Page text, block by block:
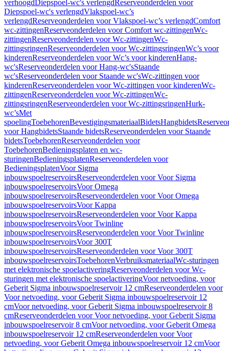
verhoogdDiepspoel-wc's verlengdReserveonderdelen voor
Diepspoel-wc's verlengdVlakspoel-wc’s
verlengdReserveonderdelen voor Vlakspoel-wc’s verlengdComfort
wc-zittingenReserveonderdelen voor Comfort wc-zittingenWc-
zittingenReserveonderdelen voor Wc-zittingenWc-
zittingsringenReserveonderdelen voor Wc-zittingsringenWc’s voor
kinderenReserveonderdelen voor Wc’s voor kinderenHang-
wc'sReserveonderdelen voor Hang-wc'sStaande
wc'sReserveonderdelen voor Staande wc'sWc-zittingen voor
kinderenReserveonderdelen voor Wc-zittingen voor kinderenWc-
zittingenReserveonderdelen voor Wc-zittingenWc-
zittingsringenReserveonderdelen voor Wc-zittingsringenHurk-
wc’sMet
spoelingToebehorenBevestigingsmateriaalBidetsHangbidets
voor HangbidetsStaande bidetsReserveonderdelen voor Staande
bidetsToebehorenReserveonderdelen voor
ToebehorenBedieningsplaten en wc-
sturingenBedieningsplatenReserveonderdelen voor
BedieningsplatenVoor Sigma
inbouwspoelreservoirsReserveonderdelen voor Voor Sigma
inbouwspoelreservoirsVoor Omega
inbouwspoelreservoirsReserveonderdelen voor Voor Omega
inbouwspoelreservoirsVoor Kappa
inbouwspoelreservoirsReserveonderdelen voor Voor Kappa
inbouwspoelreservoirsVoor Twinline
inbouwspoelreservoirsReserveonderdelen voor Voor Twinline
inbouwspoelreservoirsVoor 300T
inbouwspoelreservoirsReserveonderdelen voor Voor 300T
inbouwspoelreservoirsToebehorenVerbruiksmateriaalWc-sturingen
met elektronische spoelactiveringReserveonderdelen voor Wc-
sturingen met elektronische spoelactiveringVoor netvoeding, voor
Geberit Sigma inbouwspoelreservoir 12 cmReserveonderdelen voor
Voor netvoeding, voor Geberit Sigma inbouwspoelreservoir 12
cmVoor netvoeding, voor Geberit Sigma inbouwspoelreservoir 8
cmReserveonderdelen voor Voor netvoeding, voor Geberit Sigma
inbouwspoelreservoir 8 cmVoor netvoeding, voor Geberit Omega
inbouwspoelreservoir 12 cmReserveonderdelen voor Voor
netvoeding, voor Geberit Omega inbouwspoelreservoir 12 cmVoor